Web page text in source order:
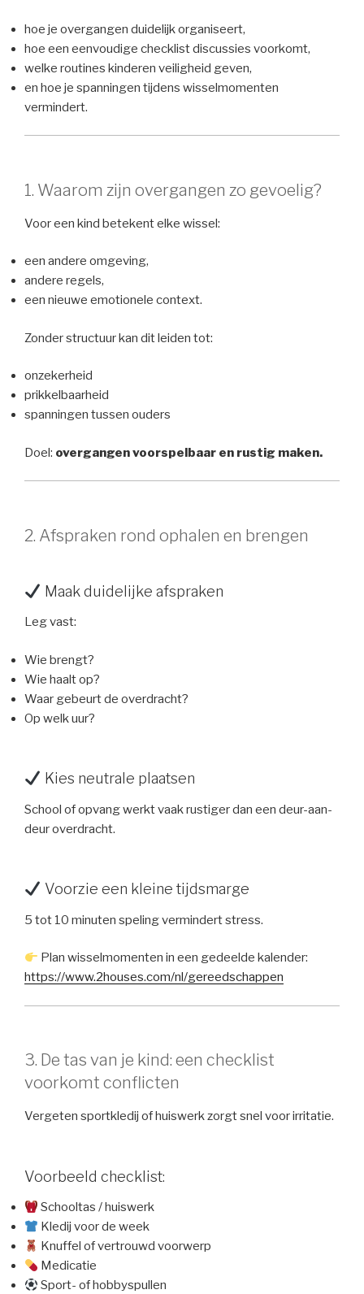
hoe je overgangen duidelijk organiseert,
hoe een eenvoudige checklist discussies voorkomt,
welke routines kinderen veiligheid geven,
en hoe je spanningen tijdens wisselmomenten
vermindert.
1. Waarom zijn overgangen zo gevoelig?
Voor een kind betekent elke wissel:
een andere omgeving,
andere regels,
een nieuwe emotionele context.
Zonder structuur kan dit leiden tot:
onzekerheid
prikkelbaarheid
spanningen tussen ouders
Doel: overgangen voorspelbaar en rustig maken.
2. Afspraken rond ophalen en brengen
Maak duidelijke afspraken
Leg vast:
Wie brengt?
Wie haalt op?
Waar gebeurt de overdracht?
Op welk uur?
Kies neutrale plaatsen
School of opvang werkt vaak rustiger dan een deur-aan-
deur overdracht.
Voorzie een kleine tijdsmarge
5 tot 10 minuten speling vermindert stress.
Plan wisselmomenten in een gedeelde kalender:
https://www.2houses.com/nl/gereedschappen
3. De tas van je kind: een checklist
voorkomt conflicten
Vergeten sportkledij of huiswerk zorgt snel voor irritatie.
Voorbeeld checklist:
Schooltas / huiswerk
Kledij voor de week
Knuffel of vertrouwd voorwerp
Medicatie
Sport- of hobbyspullen